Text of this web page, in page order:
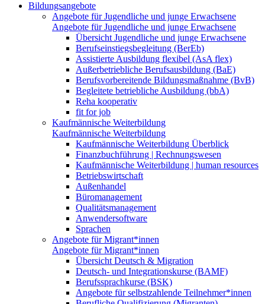
Bildungsangebote
Angebote für Jugendliche und junge Erwachsene
Angebote für Jugendliche und junge Erwachsene
Übersicht Jugendliche und junge Erwachsene
Berufseinstiegsbegleitung (BerEb)
Assistierte Ausbildung flexibel (AsA flex)
Außerbetriebliche Berufsausbildung (BaE)
Berufsvorbereitende Bildungsmaßnahme (BvB)
Begleitete betriebliche Ausbildung (bbA)
Reha kooperativ
fit for job
Kaufmännische Weiterbildung
Kaufmännische Weiterbildung
Kaufmännische Weiterbildung Überblick
Finanzbuchführung | Rechnungswesen
Kaufmännische Weiterbildung | human resources
Betriebswirtschaft
Außenhandel
Büromanagement
Qualitätsmanagement
Anwendersoftware
Sprachen
Angebote für Migrant*innen
Angebote für Migrant*innen
Übersicht Deutsch & Migration
Deutsch- und Integrationskurse (BAMF)
Berufssprachkurse (BSK)
Angebote für selbstzahlende Teilnehmer*innen